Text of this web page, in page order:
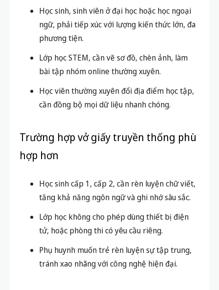
So sánh thực tế: Học sinh nên ghi
chép bằng digital note hay vở
giấy?
Trường hợp digital note phát huy tối
đa hiệu quả
Học sinh, sinh viên ở đại học hoặc học ngoại
ngữ, phải tiếp xúc với lượng kiến thức lớn, đa
phương tiện.
bài tập nhóm online thường xuyên.
cần đồng bộ mọi dữ liệu nhanh chóng.
Trường hợp vở giấy truyền thống phù